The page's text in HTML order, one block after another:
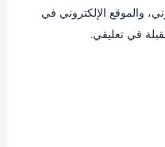
والموقع الإلكتروني في
في تعليقي.